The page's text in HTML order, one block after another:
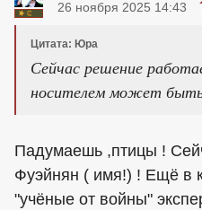
26 ноября 2025 14:43
Цитата: Юра
Сейчас решение
носителем может
Падумаешь ,птицы !
Фуэйнян ( имя!) ! Ещё в
"учёные от войны"